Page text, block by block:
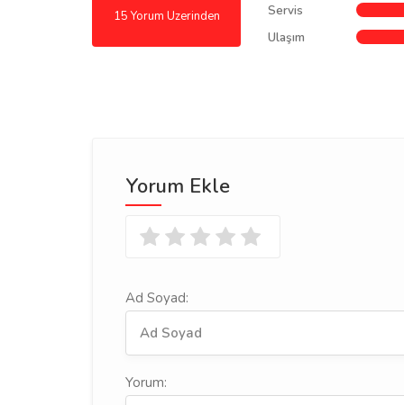
15 Yorum Uzerinden
Servis
Ulaşım
Yorum Ekle
Ad Soyad:
Yorum: